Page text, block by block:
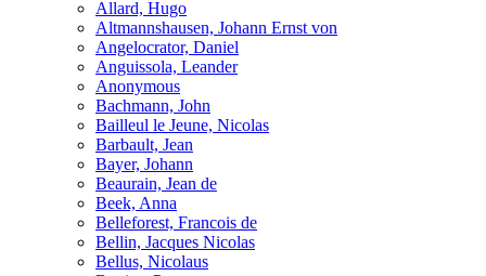
Allard, Hugo
Altmannshausen, Johann Ernst von
Angelocrator, Daniel
Anguissola, Leander
Anonymous
Bachmann, John
Bailleul le Jeune, Nicolas
Barbault, Jean
Bayer, Johann
Beaurain, Jean de
Beek, Anna
Belleforest, Francois de
Bellin, Jacques Nicolas
Bellus, Nicolaus